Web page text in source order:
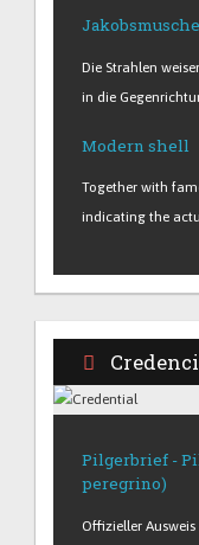
Die Strahlen
in die
Modern shell
Together with
indicating the
Pilgerbrief -
peregrino)
Offizieller